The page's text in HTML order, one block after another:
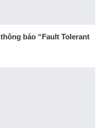
báo “Fault Tolerant